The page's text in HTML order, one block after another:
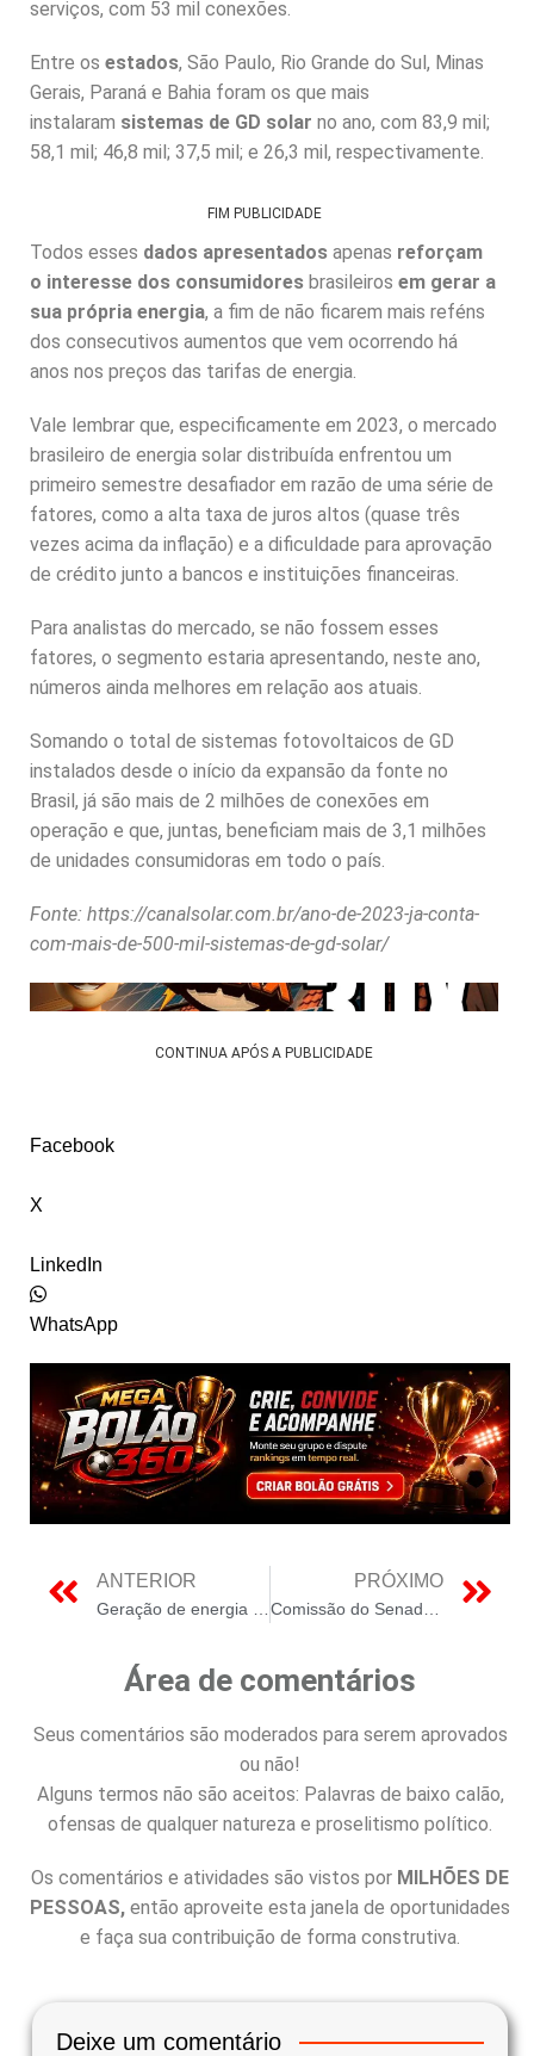
serviços, com 53 mil conexões.
Entre os estados, São Paulo, Rio Grande do Sul, Minas
Gerais, Paraná e Bahia foram os que mais
instalaram sistemas de GD solar no ano, com 83,9 mil;
58,1 mil; 46,8 mil; 37,5 mil; e 26,3 mil, respectivamente.
FIM PUBLICIDADE
Todos esses dados apresentados apenas reforçam
o interesse dos consumidores brasileiros em gerar a
sua própria energia, a fim de não ficarem mais reféns
dos consecutivos aumentos que vem ocorrendo há
anos nos preços das tarifas de energia.
Vale lembrar que, especificamente em 2023, o mercado
brasileiro de energia solar distribuída enfrentou um
primeiro semestre desafiador em razão de uma série de
fatores, como a alta taxa de juros altos (quase três
vezes acima da inflação) e a dificuldade para aprovação
de crédito junto a bancos e instituições financeiras.
Para analistas do mercado, se não fossem esses
fatores, o segmento estaria apresentando, neste ano,
números ainda melhores em relação aos atuais.
Somando o total de sistemas fotovoltaicos de GD
instalados desde o início da expansão da fonte no
Brasil, já são mais de 2 milhões de conexões em
operação e que, juntas, beneficiam mais de 3,1 milhões
de unidades consumidoras em todo o país.
Fonte: https://canalsolar.com.br/ano-de-2023-ja-conta-
com-mais-de-500-mil-sistemas-de-gd-solar/
CONTINUA APÓS A PUBLICIDADE
Facebook
X
LinkedIn
WhatsApp
ANTERIOR
Geração de energia solar cresce 45% na primeira quinzena de outubro
PRÓXIMO
Comissão do Senado aprova mudança no cálculo da conta de luz…
Área de comentários
Seus comentários são moderados para serem aprovados
ou não!
Alguns termos não são aceitos: Palavras de baixo calão,
ofensas de qualquer natureza e proselitismo político.
Os comentários e atividades são vistos por MILHÕES DE
PESSOAS, então aproveite esta janela de oportunidades
e faça sua contribuição de forma construtiva.
Deixe um comentário